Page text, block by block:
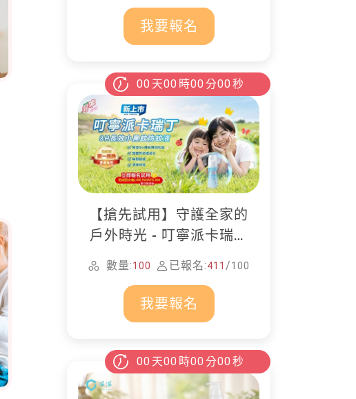
我要報名
00 天00 時00 分00 秒
【搶先試用】守護全家的
戶外時光 - 叮寧派卡瑞丁
防蚊液
數量:100 已報名:411 /100
我要報名
00 天00 時00 分00 秒